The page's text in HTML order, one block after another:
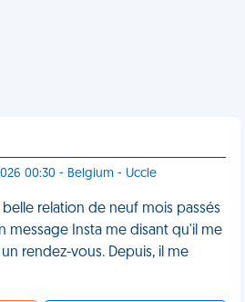
00:30 - Belgium - Uccle
relation de neuf mois passés
message Insta me disant qu'il me
rendez-vous. Depuis, il me